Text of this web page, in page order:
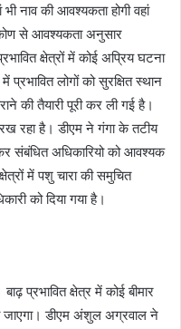
नाव की आवश्यकता होगी वहां
से आवश्यकता अनुसार
क्षेत्रों में कोई अप्रिय घटना
प्रभावित लोगों को सुरक्षित स्थान
की तैयारी पूरी कर ली गई है।
रहा है। डीएम ने गंगा के तटीय
संबंधित अधिकारियो को आवश्यक
में पशु चारा की समुचित
को दिया गया है।
प्रभावित क्षेत्र में कोई बीमार
डीएम अंशुल अग्रवाल ने